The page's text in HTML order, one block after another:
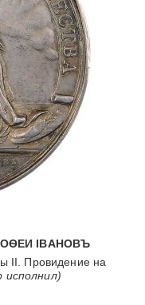
IBAHOBЪ
II. Провидение на
исполнил)